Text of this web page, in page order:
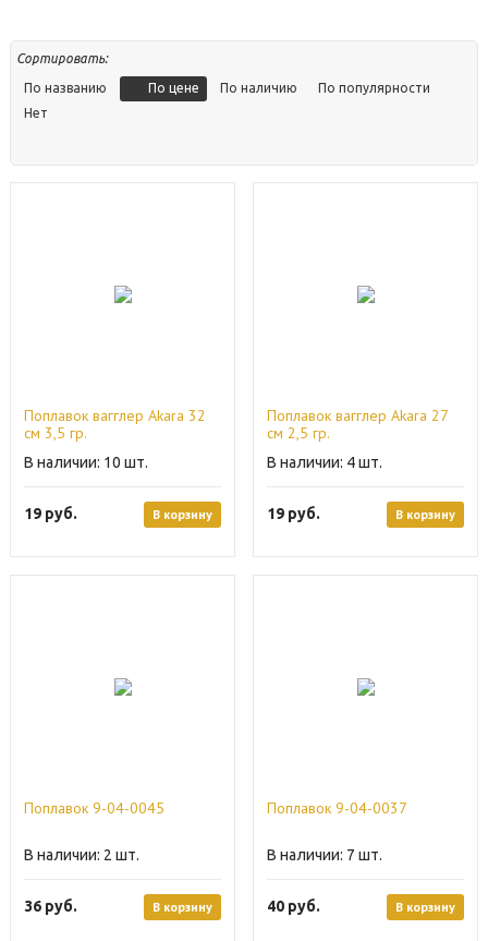
Сортировать:
По названию По цене По наличию
По популярности
Нет
Поплавок вагглер Akara 32
см 3,5 гр.
10
19 руб. В корзину
Поплавок вагглер Akara 27
см 2,5 гр.
4
19 руб. В корзину
Поплавок 9-04-0045
2
36 руб. В корзину
Поплавок 9-04-0037
7
40 руб. В корзину